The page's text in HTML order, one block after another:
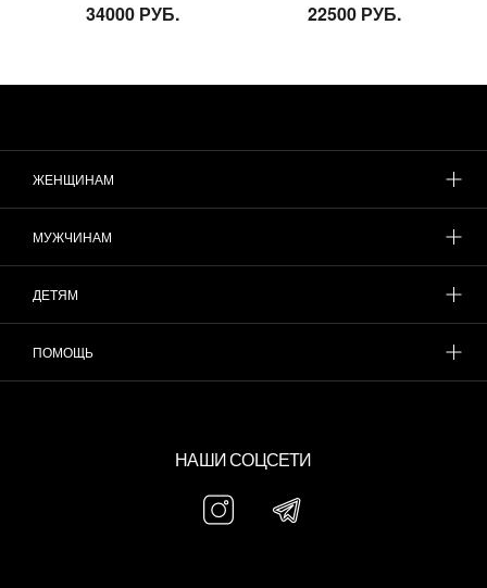
34000 РУБ. 22500 РУБ.
ЖЕНЩИНАМ
МУЖЧИНАМ
ДЕТЯМ
ПОМОЩЬ
НАШИ СОЦСЕТИ